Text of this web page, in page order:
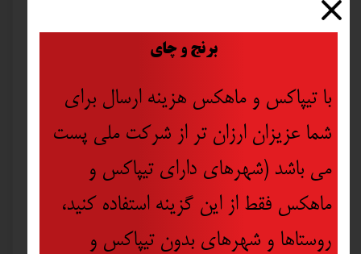
برنج و چای
با تیپاکس و ماهکس هزینه ارسال برای
شما عزیزان ارزان تر از شرکت ملی پست
می باشد (شهرهای دارای تیپاکس و
ماهکس فقط از این گزینه استفاده کنید،
روستاها و شهرهای بدون تیپاکس و